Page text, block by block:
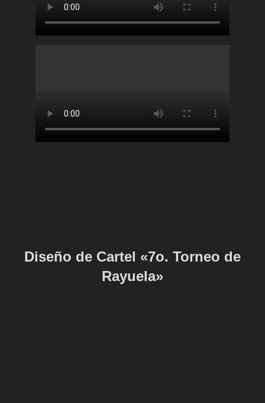
Diseño de Cartel «7o. Torneo de
Rayuela»